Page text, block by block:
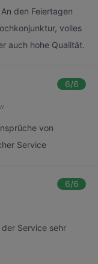
den Feiertagen
volles
auch hohe Qualität.
6/6
von
Service
6/6
Service sehr